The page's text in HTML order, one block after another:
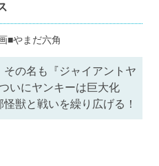
■やまだ六角
の名も『ジャイアントヤ
いにヤンキーは巨大化
獣と戦いを繰り広げる！